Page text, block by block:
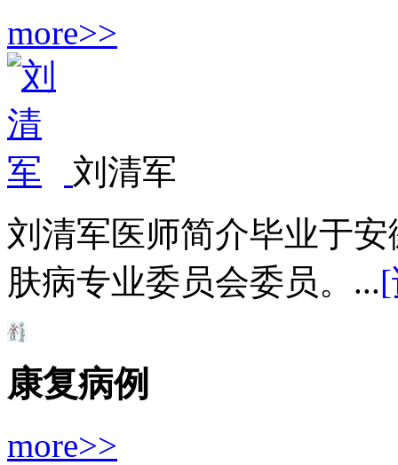
more>>
刘清军
刘清军医师简介毕业于
肤病专业委员会委员。...
康复病例
more>>